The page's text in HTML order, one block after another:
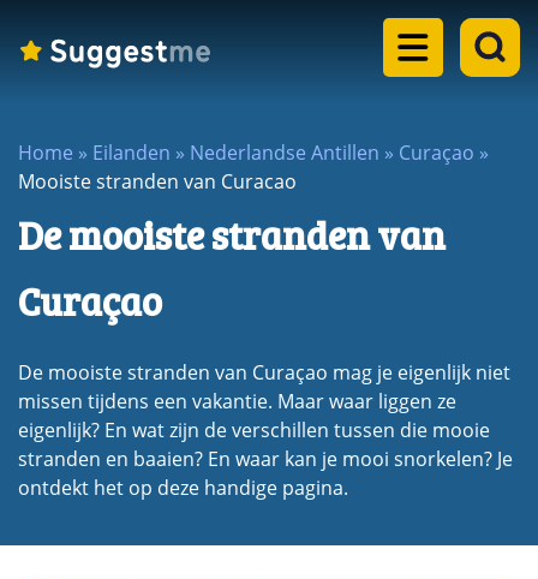
Landen
dropdown
menu
Eilanden
Steden
menu
Meren
dropdown
menu
Rondreizen
dropdown
menu
Blogs
Home » Eilanden » Nederlandse Antillen » Curaçao »
Mooiste stranden van Curacao
De mooiste stranden van
Curaçao
De mooiste stranden van Curaçao mag je eigenlijk niet
missen tijdens een vakantie. Maar waar liggen ze
eigenlijk? En wat zijn de verschillen tussen die mooie
stranden en baaien? En waar kan je mooi snorkelen? Je
ontdekt het op deze handige pagina.